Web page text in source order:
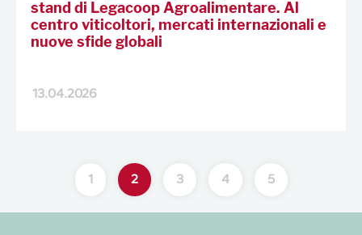
stand di Legacoop Agroalimentare. Al
centro viticoltori, mercati internazionali e
nuove sfide globali
13.04.2026
1 2 3 4 5